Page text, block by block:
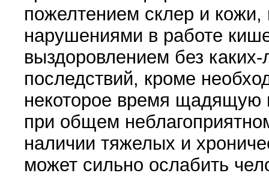
пожелтением склер и
нарушениями в работе
выздоровлением без
последствий, кроме
некоторое время щадящую
при общем
наличии тяжелых и
может сильно ослабить